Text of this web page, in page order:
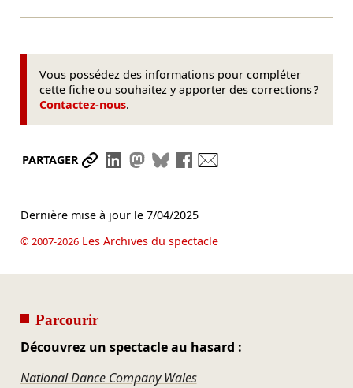
Vous possédez des informations pour compléter
cette fiche ou souhaitez y apporter des corrections ?
Contactez-nous.
PARTAGER Partager le lien
Partager sur LinkedIn
Partager sur Mastodon
Partager sur Bluesky
Partager sur Facebook
Dernière mise à jour le 7/04/2025
© 2007-2026Les Archives du spectacle
Parcourir
Découvrez un spectacle au hasard :
National Dance Company Wales